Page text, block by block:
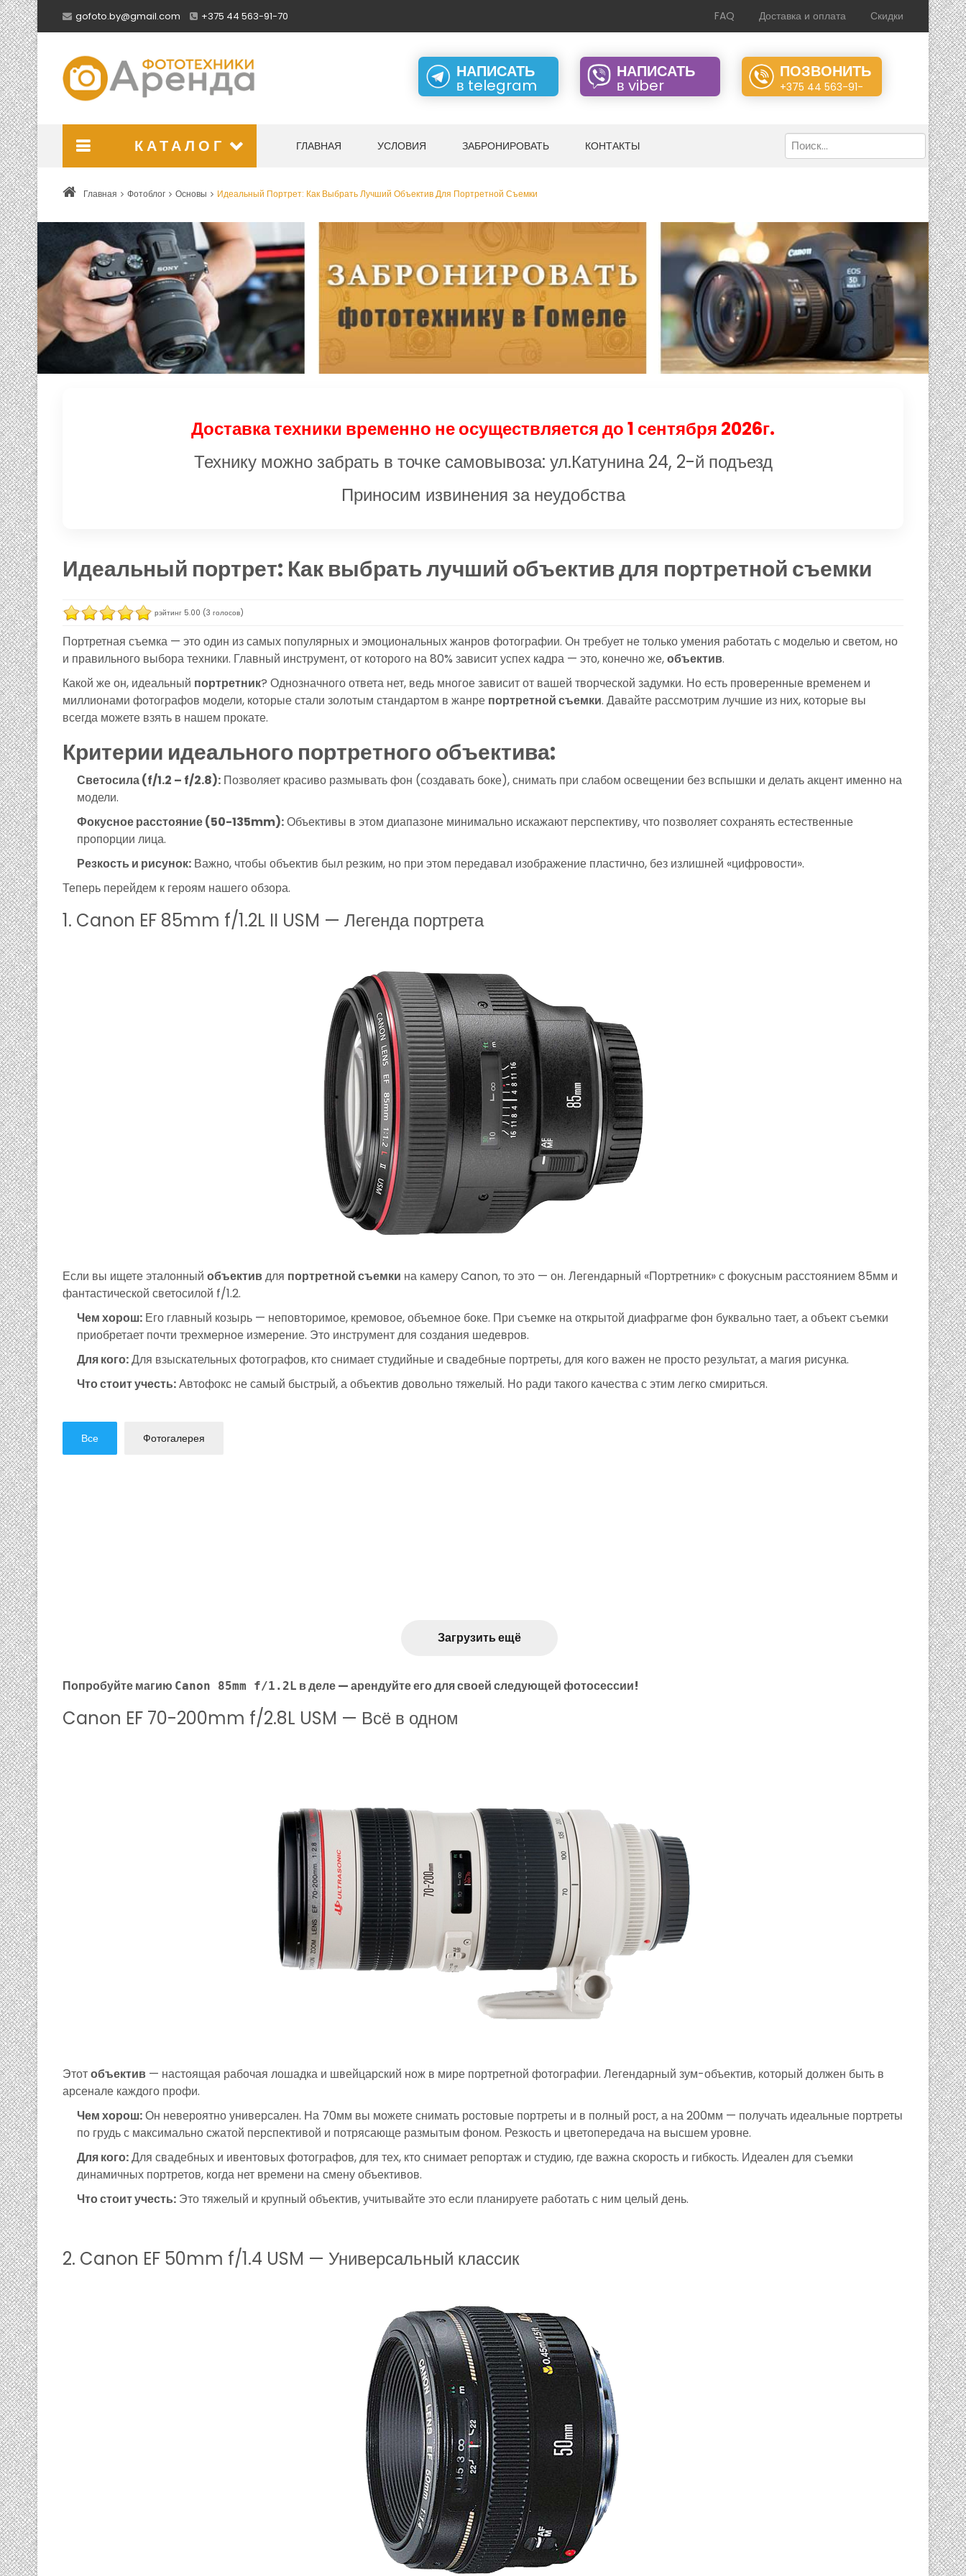
gofoto.by@gmail.com +375 44 563-91-70 FAQ Доставка и оплата Скидки
НАПИСАТЬ
в telegram
НАПИСАТЬ
в viber
ПОЗВОНИТЬ
+375 44 563-91-
КАТАЛОГ ГЛАВНАЯ УСЛОВИЯ ЗАБРОНИРОВАТЬ КОНТАКТЫ
Главная Фотоблог Основы Идеальный Портрет: Как Выбрать Лучший Объектив Для Портретной Съемки
Доставка техники временно не осуществляется до 1 сентября 2026г.
Технику можно забрать в точке самовывоза: ул.Катунина 24, 2-й подъезд
Приносим извинения за неудобства
Идеальный портрет: Как выбрать лучший объектив для портретной съемки
рэйтинг 5.00 (3 голосов)
Портретная съемка — это один из самых популярных и эмоциональных жанров фотографии. Он требует не только умения работать с моделью и светом, но
и правильного выбора техники. Главный инструмент, от которого на 80% зависит успех кадра — это, конечно же,объектив.
Какой же он, идеальный портретник? Однозначного ответа нет, ведь многое зависит от вашей творческой задумки. Но есть проверенные временем и
миллионами фотографов модели, которые стали золотым стандартом в жанре портретной съемки. Давайте рассмотрим лучшие из них, которые вы
всегда можете взять в нашем прокате.
Критерии идеального портретного объектива:
Светосила (f/1.2 – f/2.8): Позволяет красиво размывать фон (создавать боке), снимать при слабом освещении без вспышки и делать акцент именно на
модели.
Фокусное расстояние (50-135mm):Объективы в этом диапазоне минимально искажают перспективу, что позволяет сохранять естественные
пропорции лица.
Резкость и рисунок: Важно, чтобы объектив был резким, но при этом передавал изображение пластично, без излишней «цифровости».
Теперь перейдем к героям нашего обзора.
1. Canon EF 85mm f/1.2L II USM — Легенда портрета
Если вы ищете эталонный объективдля портретной съемки на камеру Canon, то это — он. Легендарный «Портретник» с фокусным расстоянием 85мм и
фантастической светосилой f/1.2.
Чем хорош: Его главный козырь — неповторимое, кремовое, объемное боке. При съемке на открытой диафрагме фон буквально тает, а объект съемки
приобретает почти трехмерное измерение. Это инструмент для создания шедевров.
Для кого:Для взыскательных фотографов, кто снимает студийные и свадебные портреты, для кого важен не просто результат, а магия рисунка.
Что стоит учесть:Автофокс не самый быстрый, а объектив довольно тяжелый. Но ради такого качества с этим легко смириться.
Все Фотогалерея
Загрузить ещё
Попробуйте магию Canon 85mm f/1.2L в деле — арендуйте его для своей следующей фотосессии!
Canon EF 70-200mm f/2.8L USM — Всё в одном
Этотобъектив — настоящая рабочая лошадка и швейцарский нож в мире портретной фотографии. Легендарный зум-объектив, который должен быть в
арсенале каждого профи.
Чем хорош:Он невероятно универсален. На 70мм вы можете снимать ростовые портреты и в полный рост, а на 200мм — получать идеальные портреты
по грудь с максимально сжатой перспективой и потрясающе размытым фоном. Резкость и цветопередача на высшем уровне.
Для кого:Для свадебных и ивентовых фотографов, для тех, кто снимает репортаж и студию, где важна скорость и гибкость. Идеален для съемки
динамичных портретов, когда нет времени на смену объективов.
Что стоит учесть: Это тяжелый и крупный объектив, учитывайте это если планируете работать с ним целый день.
2. Canon EF 50mm f/1.4 USM — Универсальный классик